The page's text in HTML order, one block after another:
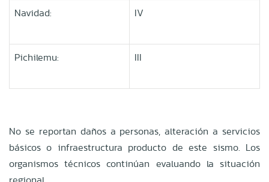
Navidad: IV
Pichilemu: III
No se reportan daños a personas, alteración a servicios
básicos o infraestructura producto de este sismo. Los
organismos técnicos continúan evaluando la situación